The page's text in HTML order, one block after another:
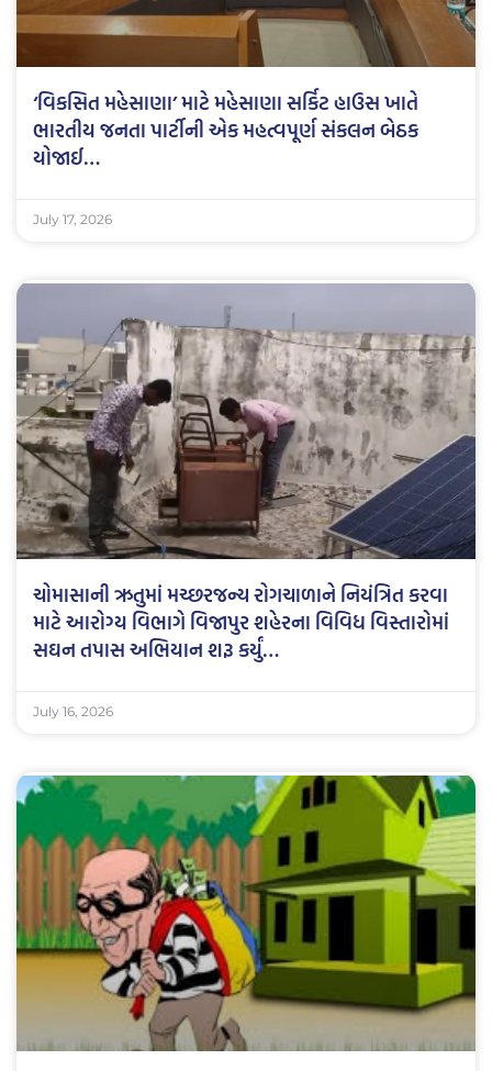
‘વિકસિત મહેસાણા’ માટે મહેસાણા સર્કિટ હાઉસ ખાતે
ભારતીય જનતા પાર્ટીની એક મહત્વપૂર્ણ સંકલન બેઠક
યોજાઈ…
July 17, 2026
ચોમાસાની ઋતુમાં મચ્છરજન્ય રોગચાળાને નિયંત્રિત કરવા
માટે આરોગ્ય વિભાગે વિજાપુર શહેરના વિવિધ વિસ્તારોમાં
સઘન તપાસ અભિયાન શરૂ કર્યું…
July 16, 2026